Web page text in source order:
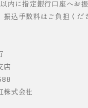
内に指定銀行口座へお
込手数料はご負担くだ
店
株式会社